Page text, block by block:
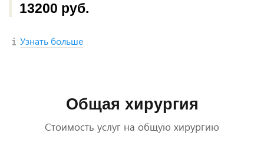
13200 руб.
Узнать больше
Общая хирургия
Стоимость услуг на общую хирургию